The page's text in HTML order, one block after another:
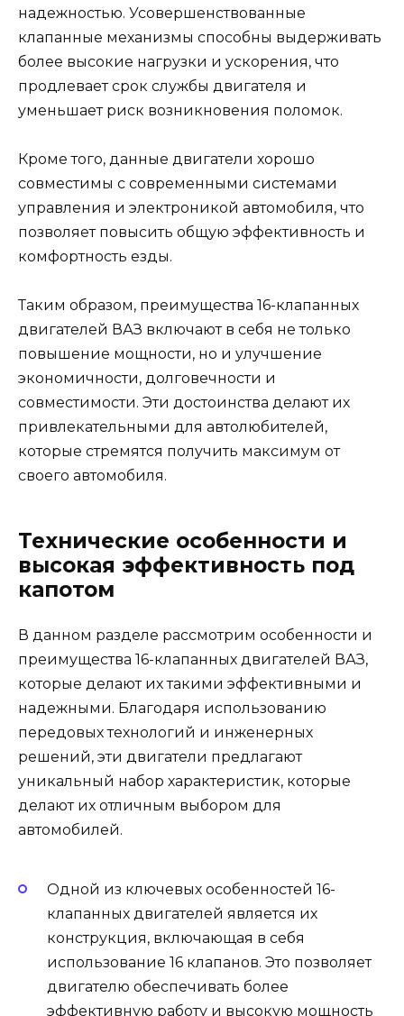
надежностью. Усовершенствованные
клапанные механизмы способны выдерживать
более высокие нагрузки и ускорения, что
продлевает срок службы двигателя и
уменьшает риск возникновения поломок.
Кроме того, данные двигатели хорошо
совместимы с современными системами
управления и электроникой автомобиля, что
позволяет повысить общую эффективность и
комфортность езды.
Таким образом, преимущества 16-клапанных
двигателей ВАЗ включают в себя не только
повышение мощности, но и улучшение
экономичности, долговечности и
совместимости. Эти достоинства делают их
привлекательными для автолюбителей,
которые стремятся получить максимум от
своего автомобиля.
Технические особенности и
высокая эффективность под
капотом
В данном разделе рассмотрим особенности и
преимущества 16-клапанных двигателей ВАЗ,
которые делают их такими эффективными и
надежными. Благодаря использованию
передовых технологий и инженерных
решений, эти двигатели предлагают
уникальный набор характеристик, которые
делают их отличным выбором для
автомобилей.
Одной из ключевых особенностей 16-
клапанных двигателей является их
конструкция, включающая в себя
использование 16 клапанов. Это позволяет
двигателю обеспечивать более
эффективную работу и высокую мощность